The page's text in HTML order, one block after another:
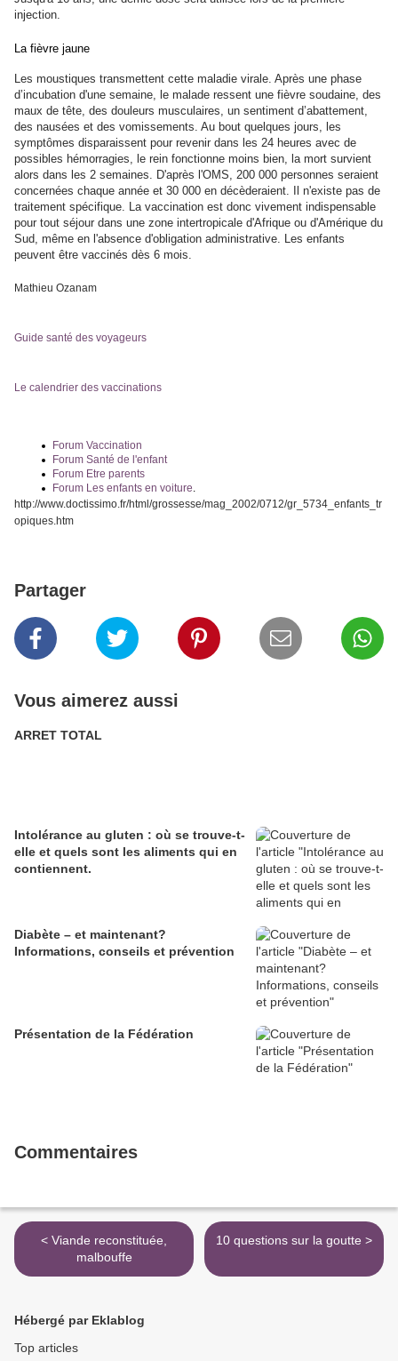
injection.
La fièvre jaune
Les moustiques transmettent cette maladie virale. Après une phase
d’incubation d'une semaine, le malade ressent une fièvre soudaine, des
maux de tête, des douleurs musculaires, un sentiment d’abattement,
des nausées et des vomissements. Au bout quelques jours, les
symptômes disparaissent pour revenir dans les 24 heures avec de
possibles hémorragies, le rein fonctionne moins bien, la mort survient
alors dans les 2 semaines. D'après l'OMS, 200 000 personnes seraient
concernées chaque année et 30 000 en décèderaient. Il n'existe pas de
traitement spécifique. La vaccination est donc vivement indispensable
pour tout séjour dans une zone intertropicale d'Afrique ou d'Amérique du
Sud, même en l'absence d'obligation administrative. Les enfants
peuvent être vaccinés dès 6 mois.
Mathieu Ozanam
Guide santé des voyageurs
Le calendrier des vaccinations
Forum Vaccination
Forum Santé de l'enfant
Forum Etre parents
Forum Les enfants en voiture.
http://www.doctissimo.fr/html/grossesse/mag_2002/0712/gr_5734_enfants_tr
opiques.htm
Partager
Vous aimerez aussi
ARRET TOTAL
Intolérance au gluten : où se trouve-t-
elle et quels sont les aliments qui en
contiennent.
Diabète – et maintenant?
Informations, conseils et prévention
Présentation de la Fédération
Commentaires
< Viande reconstituée,
malbouffe
10 questions sur la goutte >
Hébergé par Eklablog
Top articles